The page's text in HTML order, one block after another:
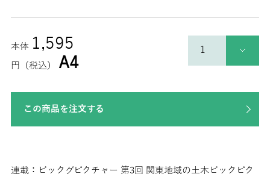
本体 1,595
円（税込） A4
この商品を注文する
連載：ビックグピクチャー 第3回 関東地域の土木ビックピク